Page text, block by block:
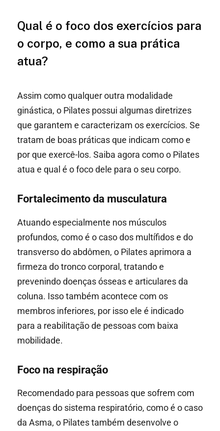
Qual é o foco dos exercícios para
o corpo, e como a sua prática
atua?
Assim como qualquer outra modalidade
ginástica, o Pilates possui algumas diretrizes
que garantem e caracterizam os exercícios. Se
tratam de boas práticas que indicam como e
por que exercê-los. Saiba agora como o Pilates
atua e qual é o foco dele para o seu corpo.
Fortalecimento da musculatura
Atuando especialmente nos músculos
profundos, como é o caso dos multífidos e do
transverso do abdômen, o Pilates aprimora a
firmeza do tronco corporal, tratando e
prevenindo doenças ósseas e articulares da
coluna. Isso também acontece com os
membros inferiores, por isso ele é indicado
para a reabilitação de pessoas com baixa
mobilidade.
Foco na respiração
Recomendado para pessoas que sofrem com
doenças do sistema respiratório, como é o caso
da Asma, o Pilates também desenvolve o